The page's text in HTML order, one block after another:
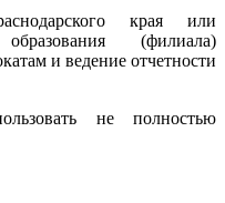
края или
(филиала)
и ведение отчетности
не полностью